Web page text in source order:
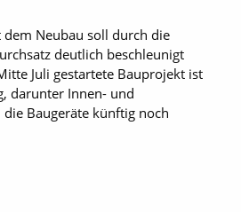
Neubau soll durch die
deutlich beschleunigt
Juli gestartete Bauprojekt ist
darunter Innen- und
Baugeräte künftig noch